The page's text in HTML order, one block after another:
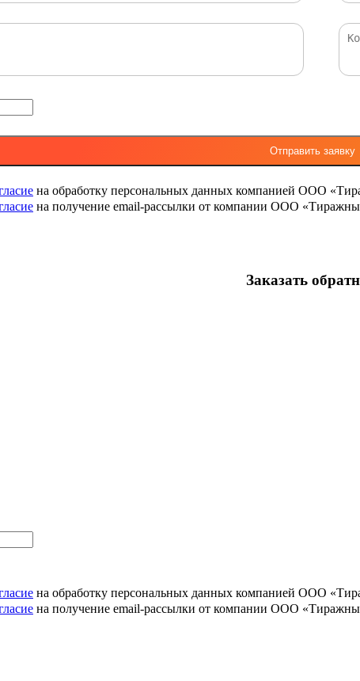
на обработку персональных данных компанией ООО
на получение email-рассылки от компании ООО
Заказать
на обработку персональных данных компанией ООО
на получение email-рассылки от компании ООО